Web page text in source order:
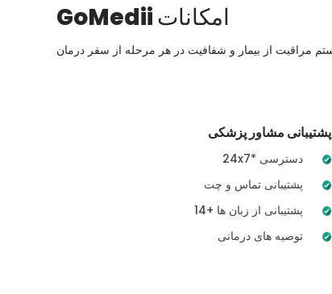
GoMediiامکانات
پشتیبانی مشاور پزشکی